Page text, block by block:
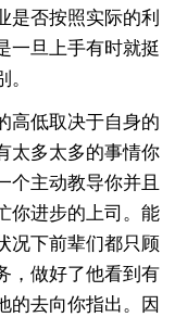
是否按照实际的利
一旦上手有时就挺
高低取决于自身的
太多太多的事情你
个主动教导你并且
你进步的上司。能
况下前辈们都只顾
，做好了他看到有
的去向你指出。因